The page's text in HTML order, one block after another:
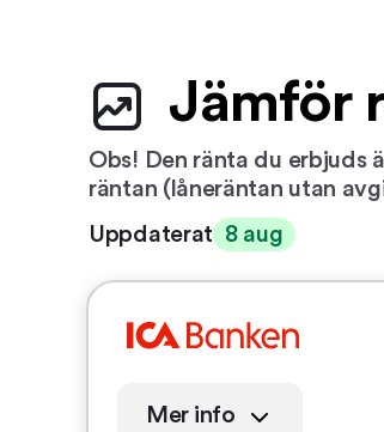
Jämför
Obs! Den ränta du erbjuds
räntan (låneräntan utan
Uppdaterat 8 aug
Mer info